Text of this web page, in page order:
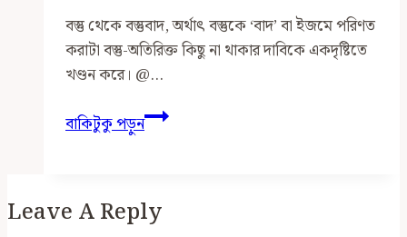
বস্তু থেকে বস্তুবাদ, অর্থাৎ বস্তুকে ‘বাদ’ বা ইজমে পরিণত
করাটা বস্তু-অতিরিক্ত কিছু না থাকার দাবিকে একদৃষ্টিতে
খণ্ডন করে। @…
বাকিটুকু পড়ুনবস্তুবাদ
সম্পর্কে
উত্তর
Leave A Reply